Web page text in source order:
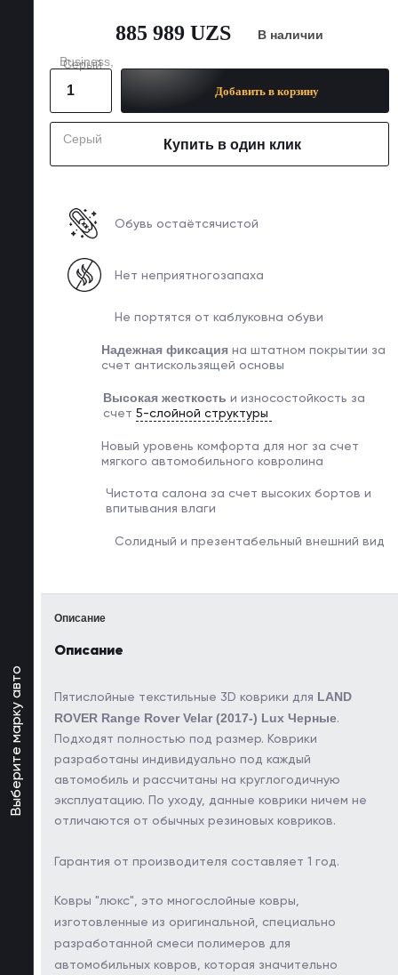
Выберите марку авто
885 989 UZS В наличии
Добавить в корзину
Купить в один клик
Обувь остаётсячистой
Нет неприятногозапаха
Не портятся от каблуковна обуви
Надежная фиксация наштатном покрытии за
счет антискользящей основы
Высокая жесткость иизносостойкость за
счет5-слойной структуры
Новый уровень комфорта для ног за счет
мягкого автомобильного ковролина
Чистота салона за счетвысоких бортов и
впитывания влаги
Солидный и презентабельный внешний вид
Описание
Описание
Пятислойные текстильные 3D коврики для LAND
ROVER Range Rover Velar (2017-) Lux Черные.
Подходят полностью под размер. Коврики
разработаны индивидуально под каждый
автомобиль и рассчитаны на круглогодичную
эксплуатацию. По уходу, данные коврики ничем не
отличаются от обычных резиновых ковриков.
Гарантия от производителя составляет 1 год.
Ковры "люкс", это многослойные ковры,
изготовленные из оригинальной, специально
разработанной смеси полимеров для
автомобильных ковров, которая значительно